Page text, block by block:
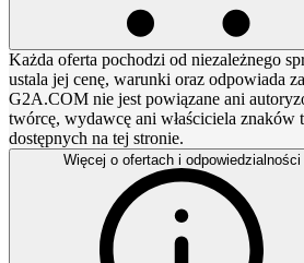
Każda oferta pochodzi od niezależnego
ustala jej cenę, warunki oraz odpowiada
G2A.COM nie jest powiązane ani
twórcę, wydawcę ani właściciela znaków
dostępnych na tej stronie.
Więcej o ofertach i odpowiedzialności